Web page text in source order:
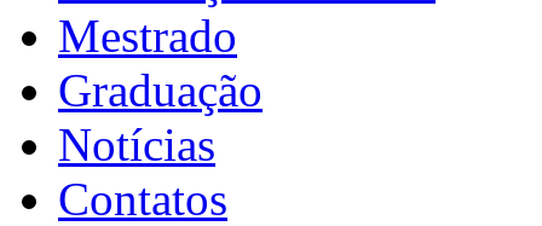
Mestrado
Graduação
Notícias
Contatos